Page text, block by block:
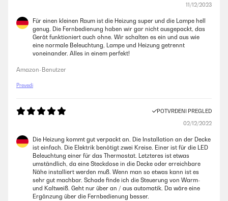
11/12/2023
Für einen kleinen Raum ist die Heizung super und die Lampe hell
genug. Die Fernbedienung haben wir gar nicht ausgepackt, das
Gerät funktioniert auch ohne. Wir schalten es ein und aus wie
eine normale Beleuchtung, Lampe und Heizung getrennt
voneinander. Alles in einem perfekt!
Amazon-Benutzer
Prevedi
POTVRĐENI PREGLED
02/12/2022
Die Heizung kommt gut verpackt an. Die Installation an der Decke
ist einfach. Die Elektrik benötigt zwei Kreise. Einer ist für die LED
Beleuchtung einer für das Thermostat. Letzteres ist etwas
umständlich, da eine Steckdose in die Decke oder erreichbare
Nähe installiert werden muß. Wenn man so etwas kann ist es
sehr gut machbar. Schade finde ich die Steuerung von Warm-
und Kaltweiß. Geht nur über an / aus automatik. Da wäre eine
Ergänzung über die Fernbedienung besser.